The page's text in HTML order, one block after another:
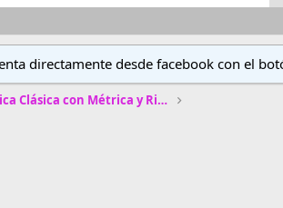
directamente desde facebook con el
Concurso de Poética Clásica con Métrica y Rima